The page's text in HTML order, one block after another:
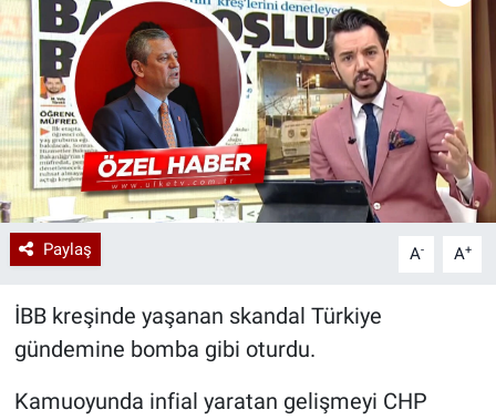
Paylaş A- A+
İBB kreşinde yaşanan skandal Türkiye
gündemine bomba gibi oturdu.
Kamuoyunda infial yaratan gelişmeyi CHP
Teknoloji
Ramazan